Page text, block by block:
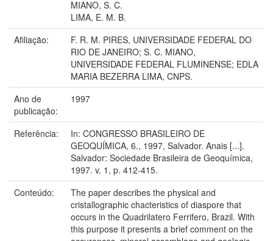
MIANO, S. C.
LIMA, E. M. B.
Afiliação:
F. R. M. PIRES, UNIVERSIDADE FEDERAL DO
RIO DE JANEIRO; S. C. MIANO,
UNIVERSIDADE FEDERAL FLUMINENSE; EDLA
MARIA BEZERRA LIMA, CNPS.
Ano de
publicação:
1997
Referência:
In: CONGRESSO BRASILEIRO DE
GEOQUÍMICA, 6., 1997, Salvador. Anais [...].
Salvador: Sociedade Brasileira de Geoquímica,
1997. v. 1, p. 412-415.
Conteúdo:
The paper describes the physical and
cristallographic chacteristics of diaspore that
occurs in the Quadrilatero Ferrifero, Brazil. With
this purpose it presents a brief comment on the